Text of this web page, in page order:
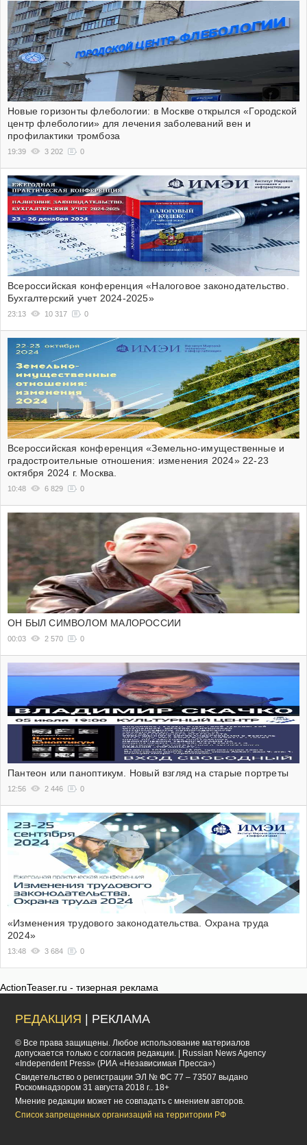
Новые горизонты флебологии: в Москве открылся «Городской
центр флебологии» для лечения заболеваний вен и
профилактики тромбоза
19:39 3 202 0
Всероссийская конференция «Налоговое законодательство.
Бухгалтерский учет 2024-2025»
23:13 10 317 0
Всероссийская конференция «Земельно-имущественные и
градостроительные отношения: изменения 2024» 22-23
октября 2024 г. Москва.
10:48 6 829 0
ОН БЫЛ СИМВОЛОМ МАЛОРОССИИ
00:03 2 570 0
Пантеон или паноптикум. Новый взгляд на старые портреты
12:56 2 446 0
«Изменения трудового законодательства. Охрана труда
2024»
13:48 3 684 0
ActionTeaser.ru - тизерная реклама
РЕДАКЦИЯ | РЕКЛАМА
© Все права защищены. Любое использование материалов
допускается только с согласия редакции. | Russian News Agency
«Independent Press» (РИА «Независимая Пресса»)
Cвидетельство о регистрации ЭЛ № ФС 77 – 73507 выдано
Роскомнадзором 31 августа 2018 г.. 18+
Мнение редакции может не совпадать с мнением авторов.
Список запрещенных организаций на территории РФ